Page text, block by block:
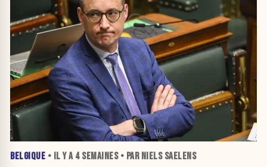
BELGIQUE • IL Y A 4 SEMAINES• PAR NIELS SAELENS